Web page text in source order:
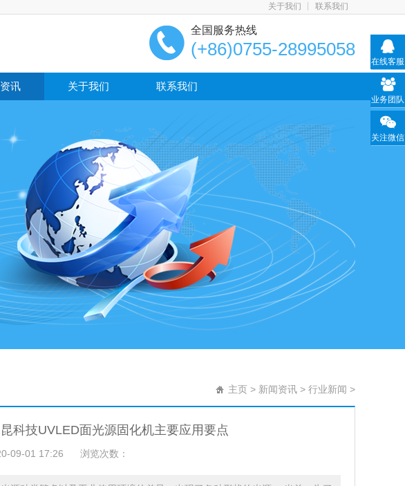
关于我们 联系我们
全国服务热线
(+86)0755-28995058
讯 关于我们 联系我们
主页 > 新闻资讯 > 行业新闻 >
科技UVLED面光源固化机主要应用要点
09-01 17:26 浏览次数：
在线客服
业务团队
关注微信